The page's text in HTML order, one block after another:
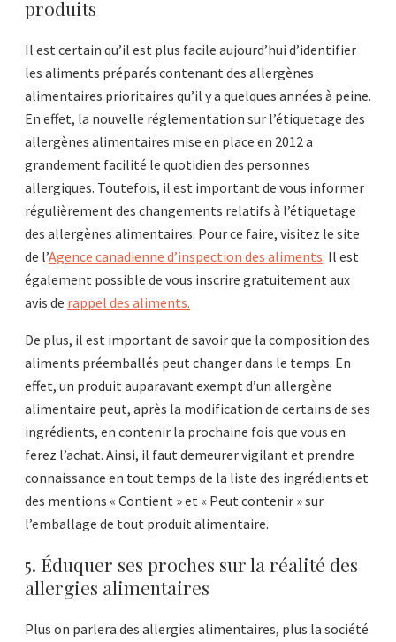
produits
Il est certain qu’il est plus facile aujourd’hui d’identifier
les aliments préparés contenant des allergènes
alimentaires prioritaires qu’il y a quelques années à peine.
En effet, la nouvelle réglementation sur l’étiquetage des
allergènes alimentaires mise en place en 2012 a
grandement facilité le quotidien des personnes
allergiques. Toutefois, il est important de vous informer
régulièrement des changements relatifs à l’étiquetage
des allergènes alimentaires. Pour ce faire, visitez le site
de l’Agence canadienne d’inspection des aliments. Il est
également possible de vous inscrire gratuitement aux
avis de rappel des aliments.
De plus, il est important de savoir que la composition des
aliments préemballés peut changer dans le temps. En
effet, un produit auparavant exempt d’un allergène
alimentaire peut, après la modification de certains de ses
ingrédients, en contenir la prochaine fois que vous en
ferez l’achat. Ainsi, il faut demeurer vigilant et prendre
connaissance en tout temps de la liste des ingrédients et
des mentions « Contient » et « Peut contenir » sur
l’emballage de tout produit alimentaire.
5. Éduquer ses proches sur la réalité des
allergies alimentaires
Plus on parlera des allergies alimentaires, plus la société